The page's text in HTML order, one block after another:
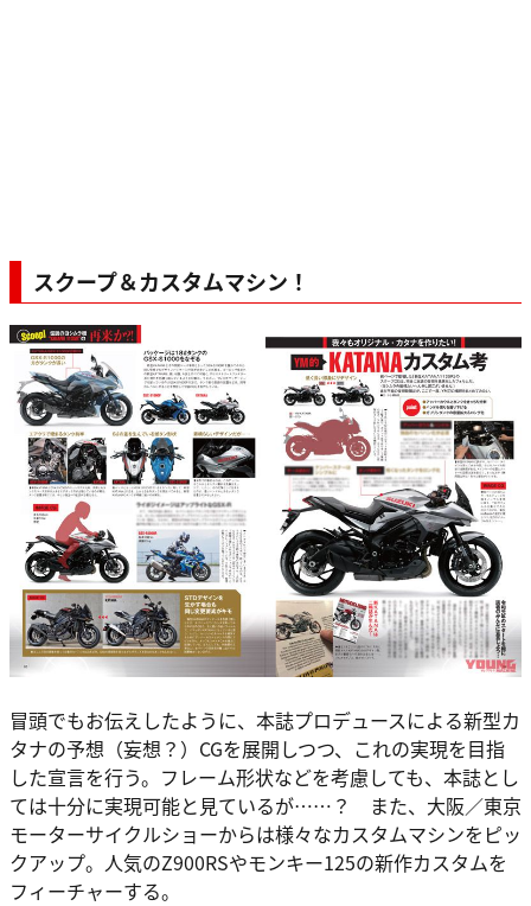
スクープ＆カスタムマシン！
冒頭でもお伝えしたように、本誌プロデュースによる新型カ
タナの予想（妄想？）CGを展開しつつ、これの実現を目指
した宣言を行う。フレーム形状などを考慮しても、本誌とし
ては十分に実現可能と見ているが……？ また、大阪／東京
モーターサイクルショーからは様々なカスタムマシンをピッ
クアップ。人気のZ900RSやモンキー125の新作カスタムを
フィーチャーする。